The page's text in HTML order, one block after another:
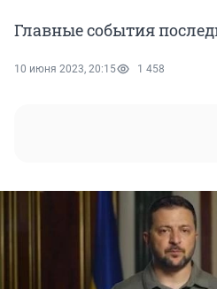
Главные события
10 июня 2023, 20:15 1 458